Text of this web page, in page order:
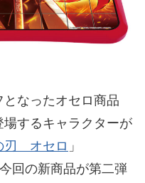
となったオセロ商品
するキャラクターが
刃 オセロ 」
回の新商品が第二弾